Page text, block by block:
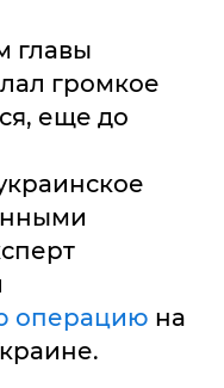
главы
громкое
еще до
операцию на